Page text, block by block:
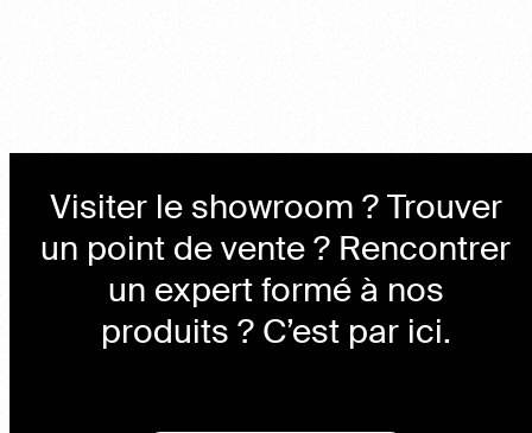
Visiter le showroom ? Trouver
un point de vente ? Rencontrer
un expert formé à nos
produits ? C’est par ici.